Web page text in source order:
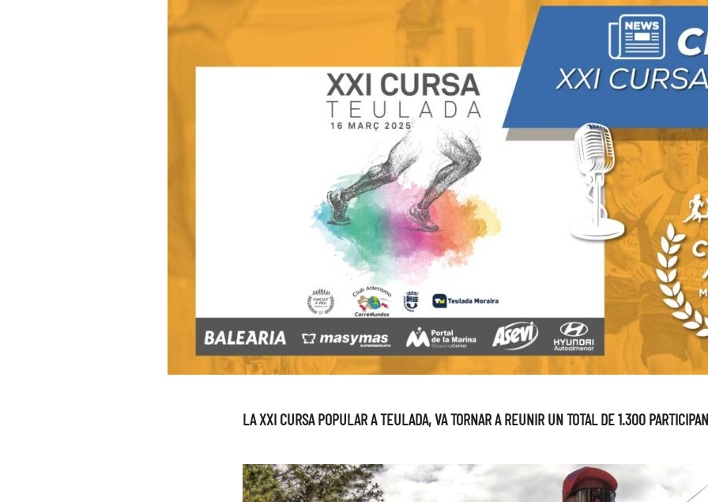
LA XXI CURSA POPULAR A TEULADA, VA TORNAR A REUNIR UN TOTAL DE 1.300